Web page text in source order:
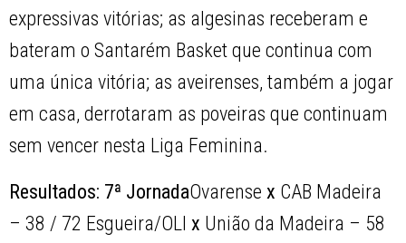
expressivas vitórias; as algesinas receberam e
bateram o Santarém Basket que continua com
uma única vitória; as aveirenses, também a jogar
em casa, derrotaram as poveiras que continuam
sem vencer nesta Liga Feminina.
Resultados: 7ª JornadaOvarensex CAB Madeira
– 38 / 72 Esgueira/OLIx União da Madeira – 58